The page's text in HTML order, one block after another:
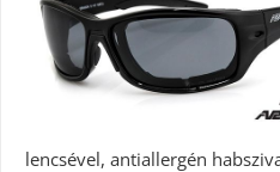
lencsével, antiallergén